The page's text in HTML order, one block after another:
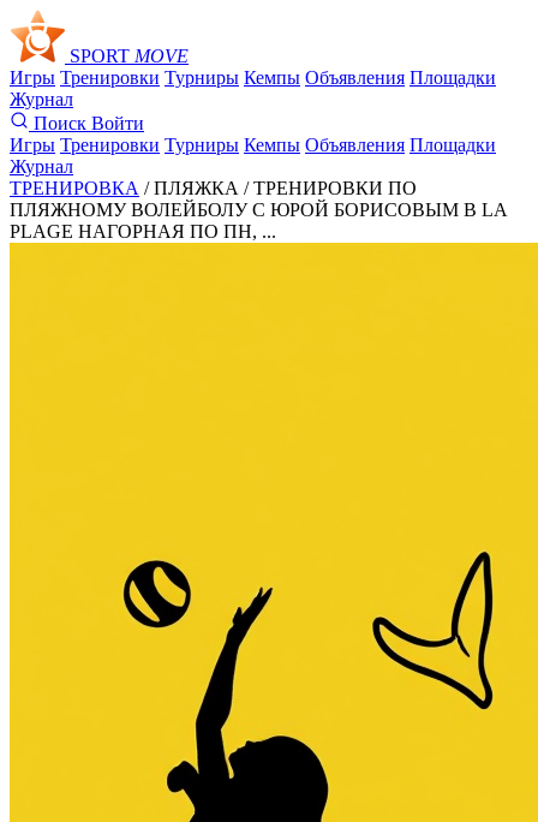
SPORT MOVE
Игры Тренировки Турниры Кемпы Объявления Площадки
Журнал
Поиск Войти
Игры Тренировки Турниры Кемпы Объявления Площадки
Журнал
ТРЕНИРОВКА / ПЛЯЖКА /ТРЕНИРОВКИ ПО
ПЛЯЖНОМУ ВОЛЕЙБОЛУ С ЮРОЙ БОРИСОВЫМ В LA
PLAGE НАГОРНАЯ ПО ПН, ...